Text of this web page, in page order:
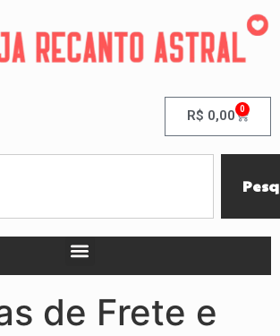
R$ 0,00 0
de Frete e